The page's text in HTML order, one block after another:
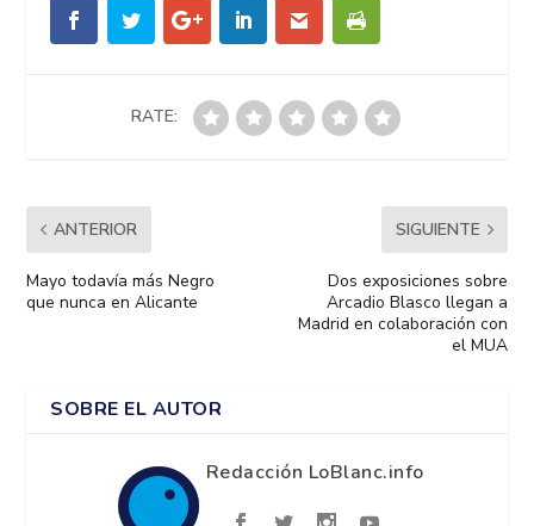
RATE:
ANTERIOR
Mayo todavía más Negro
que nunca en Alicante
SIGUIENTE
Dos exposiciones sobre
Arcadio Blasco llegan a
Madrid en colaboración con
el MUA
SOBRE EL AUTOR
Redacción LoBlanc.info